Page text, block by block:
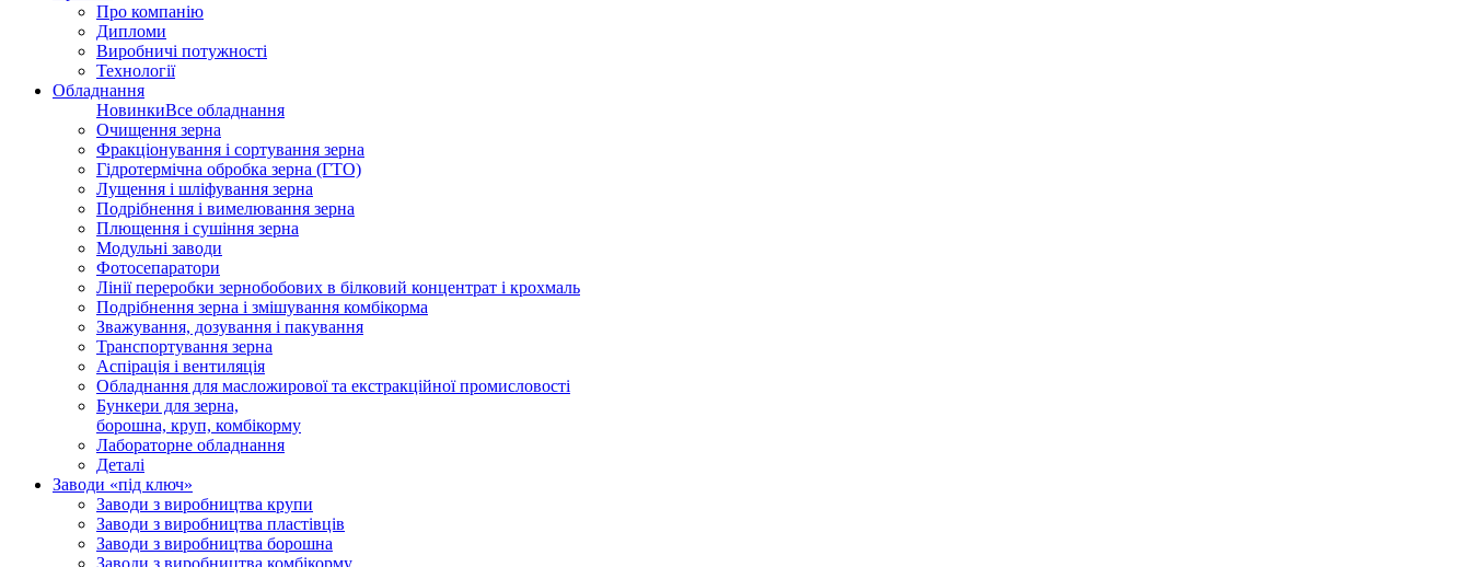
Про компанію
Дипломи
Виробничі потужності
Технології
Обладнання
НовинкиВсе обладнання
Очищення зерна
Фракціонування і сортування зерна
Гідротермічна обробка зерна (ГТО)
Лущення і шліфування зерна
Подрібнення і вимелювання зерна
Плющення і сушіння зерна
Модульні заводи
Фотосепаратори
Лінії переробки зернобобових в білковий концентрат і крохмаль
Подрібнення зерна і змішування комбікорма
Зважування, дозування і пакування
Транспортування зерна
Аспірація і вентиляція
Обладнання для масложирової та екстракційної промисловості
Бункери для зерна,
борошна, круп, комбікорму
Лабораторне обладнання
Деталі
Заводи «під ключ»
Заводи з виробництва крупи
Заводи з виробництва пластівців
Заводи з виробництва борошна